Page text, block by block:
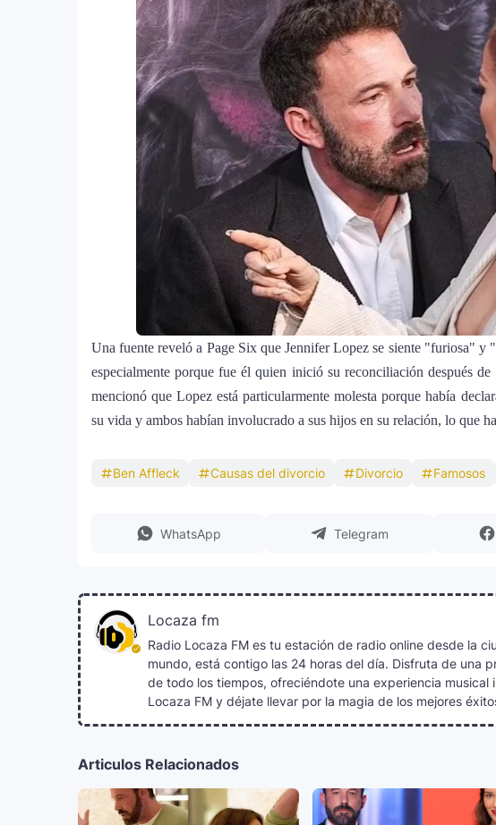
12 Farándula ::. Isadora, hija de Chayanne, logra su
Grammy 2025
Una fuente reveló a Page Six que Jennifer Lopez se siente "furiosa"
especialmente porque fue él quien inició su reconciliación después
mencionó que Lopez está particularmente molesta porque había
su vida y ambos habían involucrado a sus hijos en su relación, lo que
Ben Affleck Causas del divorcio Divorcio Famosos
WhatsApp Telegram
Locaza fm
Radio Locaza FM es tu estación de radio online desde la
mundo, está contigo las 24 horas del día. Disfruta de una
de todo los tiempos, ofreciéndote una experiencia
Locaza FM y déjate llevar por la magia de los mejores
Articulos Relacionados